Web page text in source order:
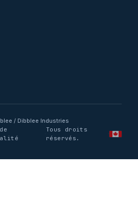
/ Dibblee Industries
Tous droits
réservés.